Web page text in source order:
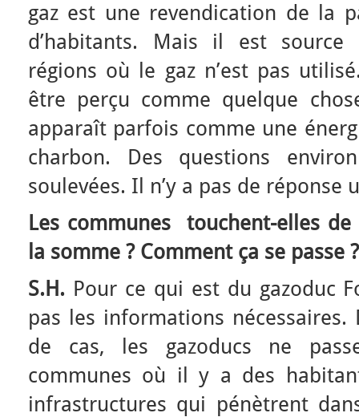
gaz est une revendication de la
d’habitants. Mais il est
régions où le gaz n’est pas
être perçu comme quelque
apparaît parfois comme une
charbon. Des questions
soulevées. Il n’y a pas de réponse
Les communes touchent-elles de
la somme ? Comment ça se passe ?
S.H. Pour ce qui est du gazoduc
pas les informations
de cas, les gazoducs ne
communes où il y a des
infrastructures qui pénètrent